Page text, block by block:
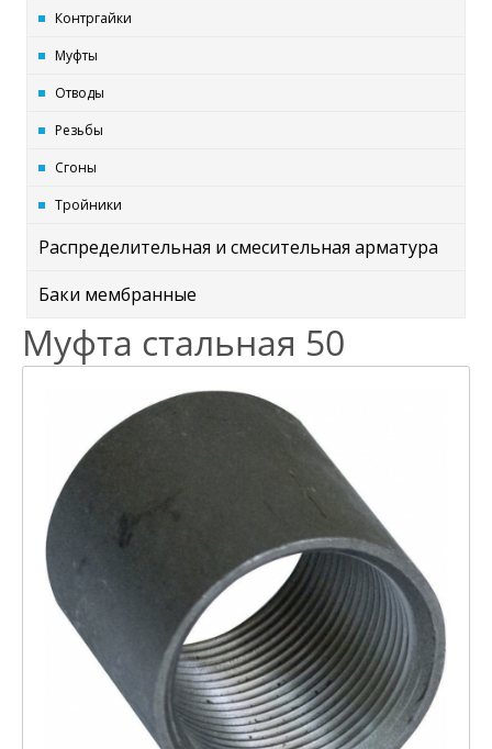
Контргайки
Муфты
Отводы
Резьбы
Сгоны
Тройники
Распределительная и смесительная арматура
Баки мембранные
Муфта стальная 50